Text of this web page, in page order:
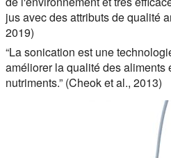
jus avec des attributs de qualité
2019)
“La sonication est une
améliorer la qualité des aliments
nutriments.” (Cheok et al., 2013)